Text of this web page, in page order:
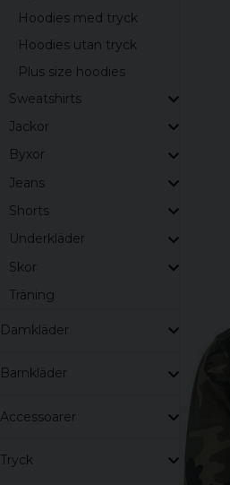
Hoodies med tryck
Hoodies utan tryck
Plus size hoodies
Sweatshirts
Jackor
Byxor
Jeans
Shorts
Underkläder
Skor
Träning
Damkläder
Barnkläder
Accessoarer
Tryck